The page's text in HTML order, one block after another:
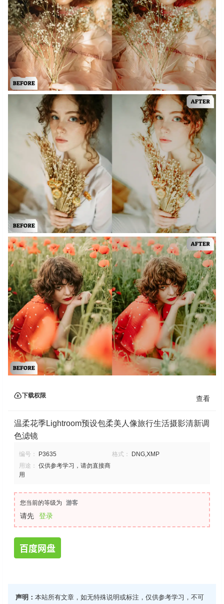
下载权限 查看
温柔花季Lightroom预设包柔美人像旅行生活摄影清新调
色滤镜
编号： P3635 格式：
DNG,XMP
用途： 仅供参考学习，请勿直接商
用
您当前的等级为 游客
请先 登录
百度网盘
声明： 本站所有文章，如无特殊说明或标注，仅供参考学习，不可